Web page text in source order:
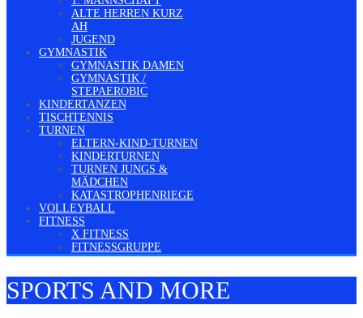
ALTE HERREN KURZ
AH
JUGEND
GYMNASTIK
GYMNASTIK DAMEN
GYMNASTIK /
STEPAEROBIC
KINDERTANZEN
TISCHTENNIS
TURNEN
ELTERN-KIND-TURNEN
KINDERTURNEN
TURNEN JUNGS &
MÄDCHEN
KATASTROPHENRIEGE
VOLLEYBALL
FITNESS
X FITNESS
FITNESSGRUPPE
SPORTS AND MORE